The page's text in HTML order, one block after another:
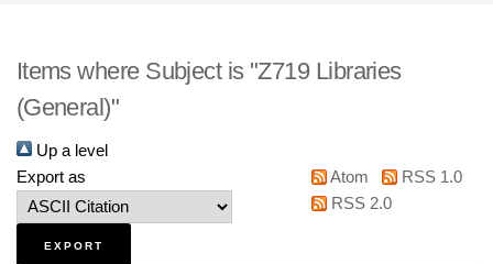
Items where Subject is "Z719 Libraries
(General)"
Up a level
Export as
Atom
RSS 1.0
RSS 2.0